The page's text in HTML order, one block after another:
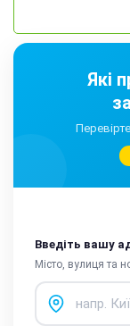
Які
Введіть вашу
Місто, вулиця та